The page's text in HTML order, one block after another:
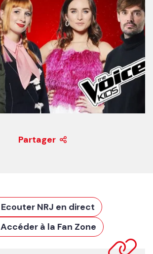
Partager
Ecouter NRJ en direct
Accéder à la Fan Zone